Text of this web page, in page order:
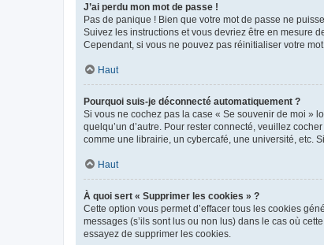
J’ai perdu mon mot de passe !
Pas de panique ! Bien que votre mot de passe ne
Suivez les instructions et vous devriez être en mesure
Cependant, si vous ne pouvez pas réinitialiser votre
Haut
Pourquoi suis-je déconnecté automatiquement ?
Si vous ne cochez pas la case « Se souvenir de moi »
quelqu’un d’autre. Pour rester connecté, veuillez
comme une librairie, un cybercafé, une université, etc.
Haut
À quoi sert « Supprimer les cookies » ?
Cette option vous permet d’effacer tous les cookies
messages (s’ils sont lus ou non lus) dans le cas où
essayez de supprimer les cookies.